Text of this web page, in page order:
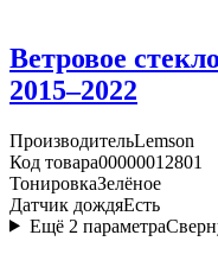
Ветровое стекло
2015–2022
ПроизводительLemson
Код товара00000012801
ТонировкаЗелёное
Датчик дождяЕсть
Ещё 2 параметра